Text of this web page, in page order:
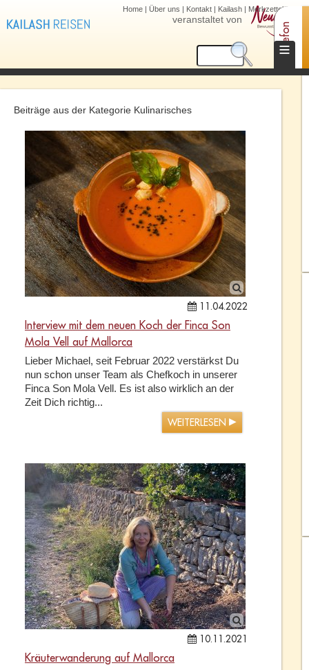
veranstaltet von
Home | Über uns | Kontakt | Kailash | Merkzettel (0)
≡
Beiträge aus der Kategorie Kulinarisches
11.04.2022
Interview mit dem neuen Koch der Finca Son
Mola Vell auf Mallorca
Lieber Michael, seit Februar 2022 verstärkst Du
nun schon unser Team als Chefkoch in unserer
Finca Son Mola Vell. Es ist also wirklich an der
Zeit Dich richtig...
WEITERLESEN
10.11.2021
Kräuterwanderung auf Mallorca
Telefon